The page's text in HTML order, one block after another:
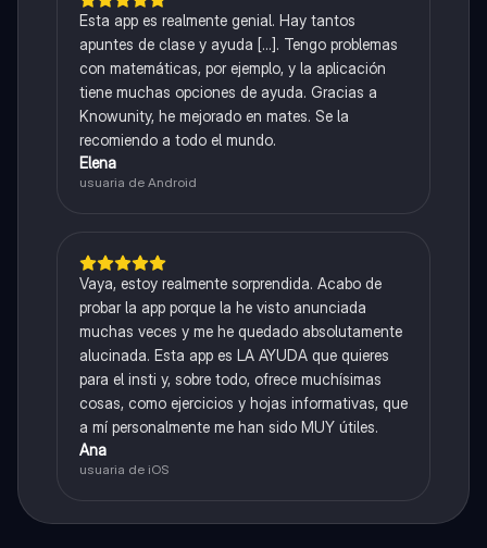
Esta app es realmente genial. Hay tantos
apuntes de clase y ayuda [...]. Tengo problemas
con matemáticas, por ejemplo, y la aplicación
tiene muchas opciones de ayuda. Gracias a
Knowunity, he mejorado en mates. Se la
recomiendo a todo el mundo.
Elena
usuaria de Android
Vaya, estoy realmente sorprendida. Acabo de
probar la app porque la he visto anunciada
muchas veces y me he quedado absolutamente
alucinada. Esta app es LA AYUDA que quieres
para el insti y, sobre todo, ofrece muchísimas
cosas, como ejercicios y hojas informativas, que
a mí personalmente me han sido MUY útiles.
Ana
usuaria de iOS